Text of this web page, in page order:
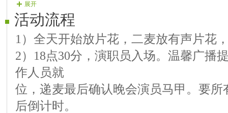
【影视金曲07】布丁 歌曲《我想有个
【影视金曲08】凤仪 歌曲《菊花台》
【影视金曲09】燕妮 电吹管 《二泉映
【影视金曲10】涤非 歌曲《远情》《
【影视金曲11】冷心 歌曲《妈妈的吻
【影视金曲12】冰花 歌曲《生活是这
展开
活动流程
1）全天开始放片花，二麦放有声片花
2）18点30分，演职员入场。温馨广播
作人员就
位，递麦最后确认晚会演员马甲。要
后倒计时。